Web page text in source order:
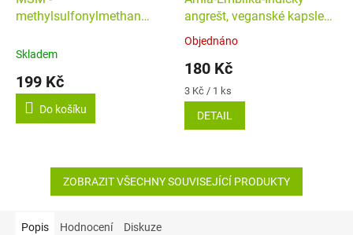
methylsulfonylmethan
methylsulfonylmethan
Skladem
199 Kč
Do košíku
angrešt, veganské kapsle
60ks
Průměrné
produktu
je
5,0
5
Objednáno
180 Kč
Měrná
cena:
3 Kč / 1 ks
DETAIL
ZOBRAZIT VŠECHNY SOUVISEJÍCÍ PRODUKTY
Popis Hodnocení Diskuze